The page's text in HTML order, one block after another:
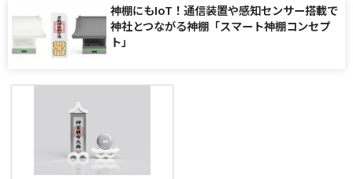
神棚にもIoT！通信装置や感知センサー搭載で
神社とつながる神棚「スマート神棚コンセプ
ト」